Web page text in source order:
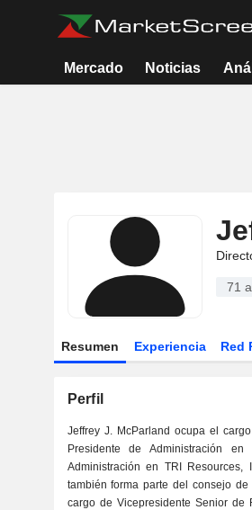
Mercado Noticias
71
Resumen Experiencia Red
Perfil
Jeffrey J. McParland ocupa el
Presidente de Administración
Administración en TRI
también forma parte del consejo
cargo de Vicepresidente Senior de